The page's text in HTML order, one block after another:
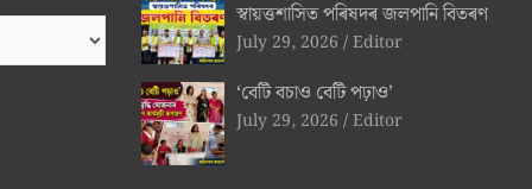
স্বায়ত্তশাসিত পৰিষদৰ জলপানি বিতৰণ
July 29, 2026 Editor
‘বেটি বচাও বেটি পঢ়াও’
July 29, 2026 Editor